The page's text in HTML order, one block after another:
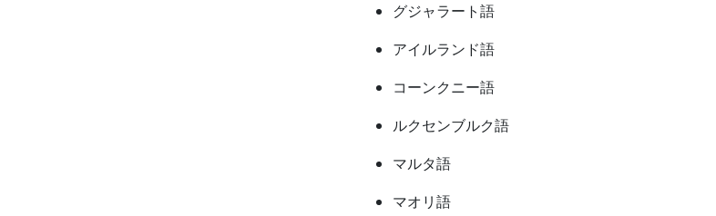
グジャラート語
アイルランド語
コーンクニー語
ルクセンブルク語
マルタ語
マオリ語